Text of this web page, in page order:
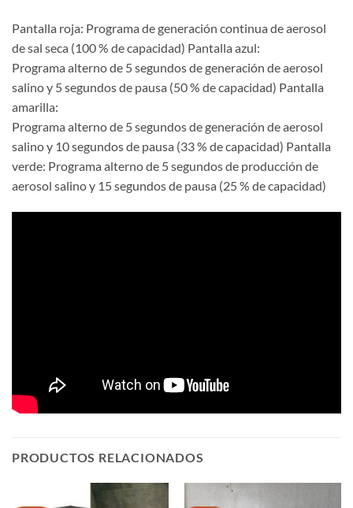
Pantalla roja: Programa de generación continua de aerosol
de sal seca (100 % de capacidad) Pantalla azul:
Programa alterno de 5 segundos de generación de aerosol
salino y 5 segundos de pausa (50 % de capacidad) Pantalla
amarilla:
Programa alterno de 5 segundos de generación de aerosol
salino y 10 segundos de pausa (33 % de capacidad) Pantalla
verde: Programa alterno de 5 segundos de producción de
aerosol salino y 15 segundos de pausa (25 % de capacidad)
PRODUCTOS RELACIONADOS